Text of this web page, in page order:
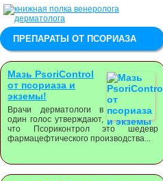
ПРЕПАРАТЫ ОТ ПСОРИАЗА
Мазь PsoriСontrol
от псориаза и
экземы!
Врачи дерматологи в
один голос утверждают,
что Псориконтрол это шедевр
фармацефтического производства...